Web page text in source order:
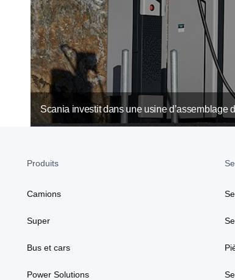
Scania investit dans une usine d’assemblage
Produits
Camions
Super
Bus et cars
Power Solutions